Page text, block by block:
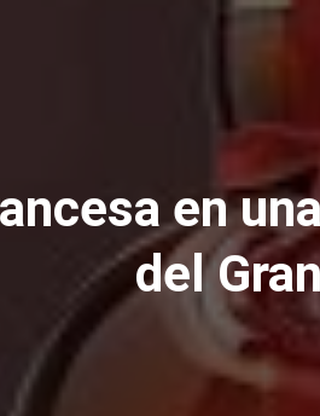
en
del